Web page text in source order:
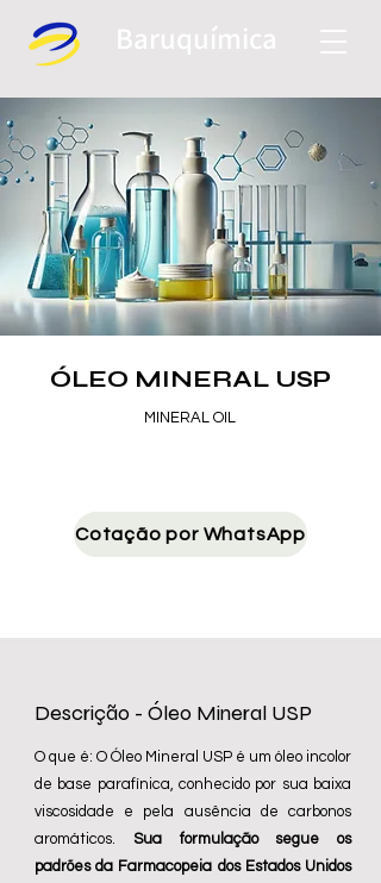
Baruquímica
ÓLEO MINERAL USP
MINERAL OIL
Cotação por WhatsApp
Descrição - Óleo Mineral USP
​O que é: O Óleo Mineral USP é um óleo incolor
de base parafínica, conhecido por sua baixa
viscosidade e pela ausência de carbonos
aromáticos. Sua formulação segue os
padrões da Farmacopeia dos Estados Unidos